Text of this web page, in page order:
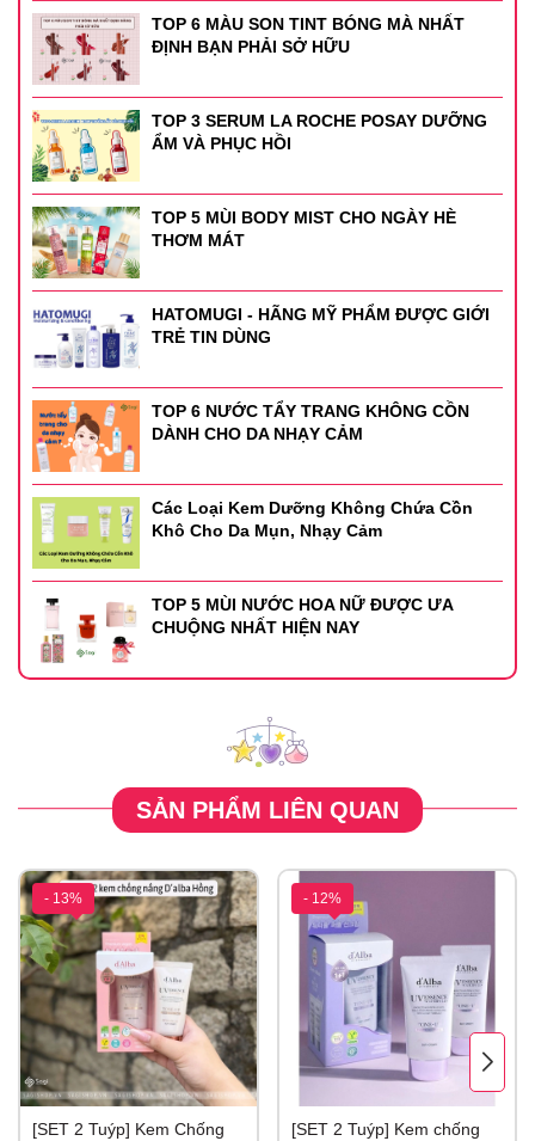
TOP 6 MÀU SON TINT BÓNG MÀ NHẤT
ĐỊNH BẠN PHẢI SỞ HỮU
TOP 3 SERUM LA ROCHE POSAY DƯỠNG
ẨM VÀ PHỤC HỒI
TOP 5 MÙI BODY MIST CHO NGÀY HÈ
THƠM MÁT
HATOMUGI - HÃNG MỸ PHẨM ĐƯỢC GIỚI
TRẺ TIN DÙNG
TOP 6 NƯỚC TẨY TRANG KHÔNG CỒN
DÀNH CHO DA NHẠY CẢM
Các Loại Kem Dưỡng Không Chứa Cồn
Khô Cho Da Mụn, Nhạy Cảm
TOP 5 MÙI NƯỚC HOA NỮ ĐƯỢC ƯA
CHUỘNG NHẤT HIỆN NAY
SẢN PHẨM LIÊN QUAN
- 13%
[SET 2 Tuýp] Kem Chống
- 12%
[SET 2 Tuýp] Kem chống